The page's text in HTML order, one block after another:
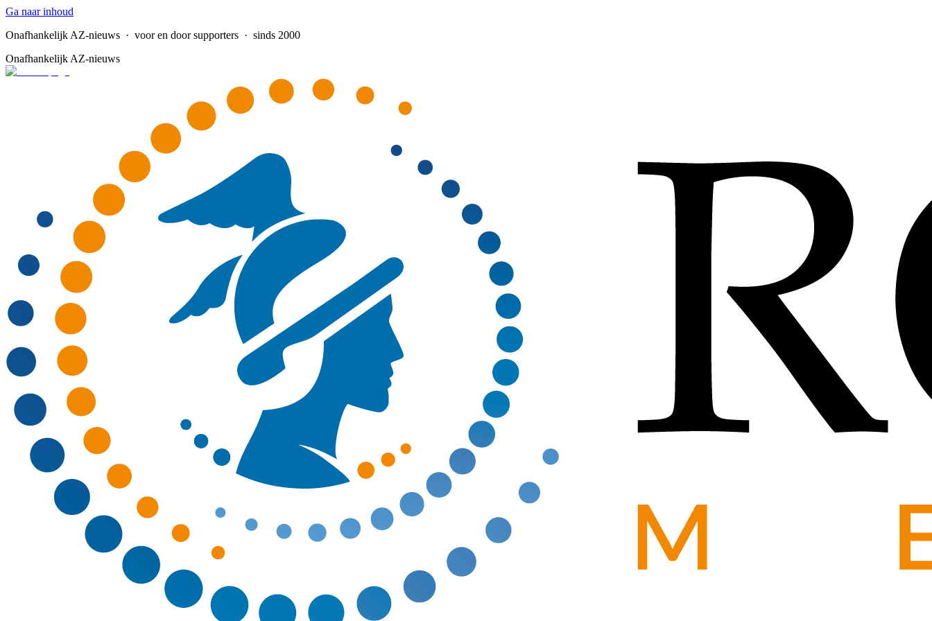
Ga naar inhoud
Onafhankelijk AZ-nieuws · voor en door supporters · sinds 2000
Onafhankelijk AZ-nieuws